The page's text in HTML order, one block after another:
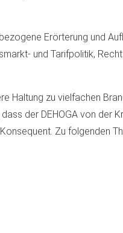
Erörterung und
und Tarifpolitik,
Haltung zu vielfachen
der DEHOGA von der
Zu folgenden